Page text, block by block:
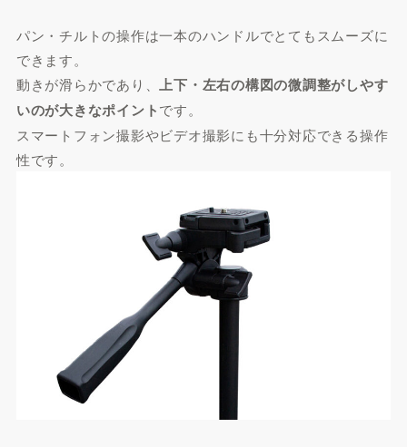
パン・チルトの操作は一本のハンドルでとてもスムーズに
できます。
動きが滑らかであり、 上下・左右の構図の微調整がしやす
いのが大きなポイントです。
スマートフォン撮影やビデオ撮影にも十分対応できる操作
性です。